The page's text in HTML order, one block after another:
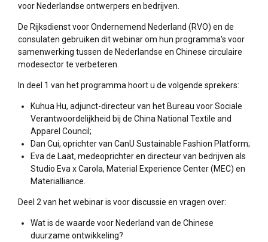
voor Nederlandse ontwerpers en bedrijven.
De Rijksdienst voor Ondernemend Nederland (RVO) en de
consulaten gebruiken dit webinar om hun programma's voor
samenwerking tussen de Nederlandse en Chinese circulaire
modesector te verbeteren.
In deel 1 van het programma hoort u de volgende sprekers:
Kuhua Hu, adjunct-directeur van het Bureau voor Sociale
Verantwoordelijkheid bij de China National Textile and
Apparel Council;
Dan Cui, oprichter van CanU Sustainable Fashion Platform;
Eva de Laat, medeoprichter en directeur van bedrijven als
Studio Eva x Carola, Material Experience Center (MEC) en
Materialliance.
Deel 2 van het webinar is voor discussie en vragen over:
Wat is de waarde voor Nederland van de Chinese
duurzame ontwikkeling?